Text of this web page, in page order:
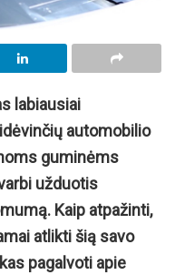
labiausiai
automobilio
guminėms
užduotis
Kaip atpažinti,
atlikti šią savo
pagalvoti apie